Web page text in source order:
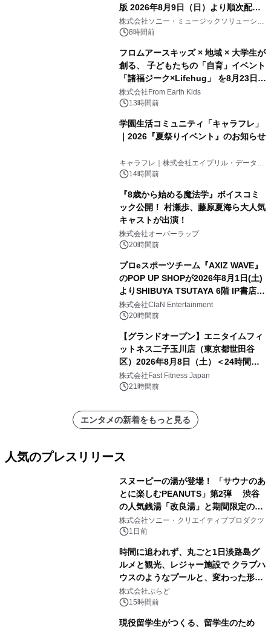
版 2026年8月9日（日）より順次配信
開始
株式会社ソニー・ミュージックソリューショ
ンズ8時間前
フロムアースキッズ × 地域 × 大学生が
創る、 子どもたちの「自育」イベント
「諸福ジーク×Lifehug」 を8月23日
(日)開催
株式会社From Earth Kids
13時間前
学園生活コミュニティ「キャラフレ」
｜2026『夏祭りイベント』のお知らせ
キャラフレ｜株式会社エイプリル・データ・
デザインズ
14時間前
『8歳から始める魔法学』ボイスコミ
ック公開！ 村瀬歩、藤原夏海ら大人気
キャストが出演！
株式会社オーバーラップ
20時間前
プロeスポーツチーム『AXIZ WAVE』
のPOP UP SHOPが2026年8月1日(土)
よりSHIBUYA TSUTAYA 6階 IP書店で
開催決定！！
株式会社ClaN Entertainment
20時間前
【グランドオープン】エニタイムフィ
ットネス二子玉川店（東京都世田谷
区）2026年8月8日（土）＜24時間年
中無休のフィットネスジム＞
株式会社Fast Fitness Japan
21時間前
エンタメの新着をもっと見る
人気のプレスリリース
スヌーピーの湯が登場！ 「サウナのあ
とに楽しむPEANUTS」第2弾 渋谷
の人気銭湯「改良湯」と期間限定のコ
ラボレーション サウナイキタイコラ
ボグッズも発売決定！
株式会社ソニー・クリエイティブプロダクツ
1日前
時間に追われず、丸ごと1日淡路島グ
ルメと観光、レジャー施設で クラブハ
ウスのようなプールと、変わった形の
サウナも 「THE BOXY AWAJI」のお
得な素泊まり連泊プランで
株式会社ぷらど
15時間前
現役留学生がつくる、留学生のため